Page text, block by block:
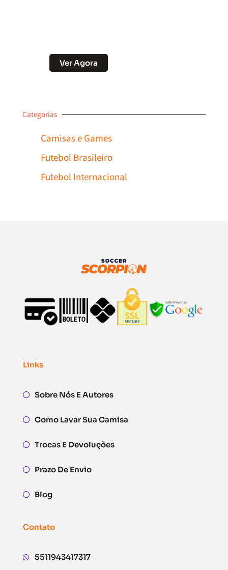
Ver Agora
Categorias
Camisas e Games
Futebol Brasileiro
Futebol Internacional
Links
Sobre Nós E Autores
Como Lavar Sua Camisa
Trocas E Devoluções
Prazo De Envio
Blog
Contato
5511943417317